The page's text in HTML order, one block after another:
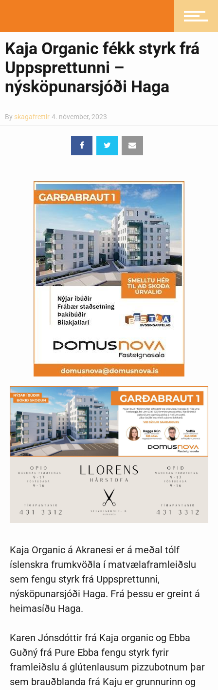
Kaja Organic fékk styrk frá
Uppsprettunni –
nýsköpunarsjóði Haga
By skagafrettir 4. nóvember, 2023
Kaja Organic á Akranesi er á meðal tólf
íslenskra frumkvöðla í matvælaframleiðslu
sem fengu styrk frá Uppsprettunni,
nýsköpunarsjóði Haga. Frá þessu er greint á
heimasíðu Haga.
Karen Jónsdóttir frá Kaja organic og Ebba
Guðný frá Pure Ebba fengu styrk fyrir
framleiðslu á glútenlausum pizzubotnum þar
sem brauðblanda frá Kaju er grunnurinn og